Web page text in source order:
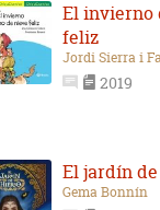
El invierno
feliz
Jordi Sierra i
2019
El jardín
Gema Bonnín